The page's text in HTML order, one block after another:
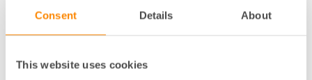
Consent Details About
This website uses cookies
utsattheten bedöms vara hög rekommenderas att
man går vidare med vidare med steg två och tre. I
expertbedömningar och platsbesök. Fastighetens